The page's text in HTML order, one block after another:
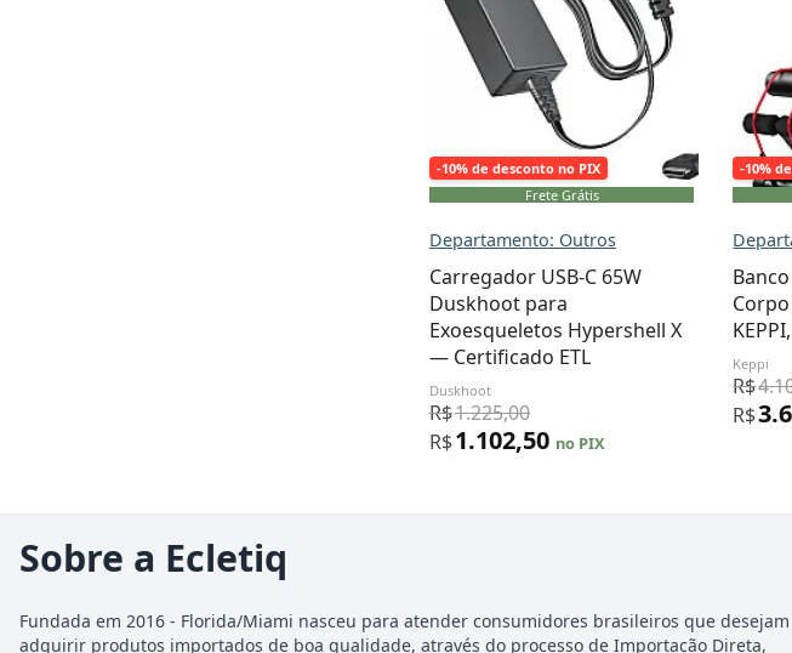
-10% de desconto no PIX
Frete Grátis
Departamento: Outros
Carregador USB-C 65W
Duskhoot para
Exoesqueletos Hypershell X
— Certificado ETL
Duskhoot
R$1.225,00
R$1.102,50 no PIX
-10%
Keppi
R$
R$
Sobre a Ecletiq
Fundada em 2016 - Florida/Miami nasceu para atender consumidores brasileiros que desejam
adquirir produtos importados de boa qualidade, através do processo de Importação Direta,